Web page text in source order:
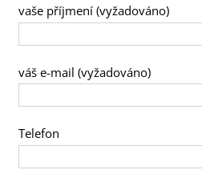
vaše příjmení (vyžadováno)
váš e-mail (vyžadováno)
Telefon